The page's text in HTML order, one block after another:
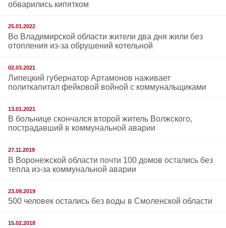
обварились кипятком
25.01.2022
Во Владимирской области жители два дня жили без
отопления из-за обрушений котельной
02.03.2021
Липецкий губернатор Артамонов наживает
политкапитал фейковой войной с коммунальщиками
13.01.2021
В больнице скончался второй житель Волжского,
пострадавший в коммунальной аварии
27.11.2019
В Воронежской области почти 100 домов остались без
тепла из-за коммунальной аварии
23.09.2019
500 человек остались без воды в Смоленской области
15.02.2018